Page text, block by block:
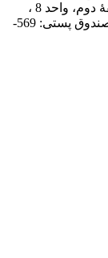
دانشگاه، شمارۀ 1182 (ساختمان فروردین)، طبقۀ دوم، واحد 8 ،
روابط عمومی مؤسسه پژوهی میراث مکتوب؛ صندوق پستی: 569-